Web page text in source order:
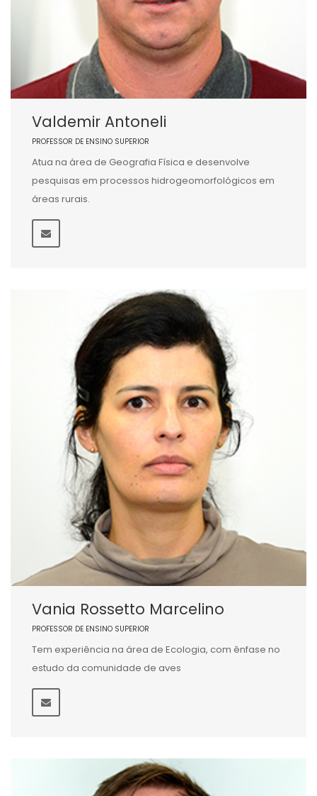
Valdemir Antoneli
PROFESSOR DE ENSINO SUPERIOR
Atua na área de Geografia Física e desenvolve
pesquisas em processos hidrogeomorfológicos em
áreas rurais.
Vania Rossetto Marcelino
PROFESSOR DE ENSINO SUPERIOR
Tem experiência na área de Ecologia, com ênfase no
estudo da comunidade de aves